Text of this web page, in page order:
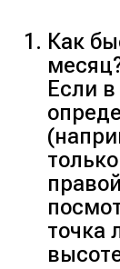
Как
Если
точка